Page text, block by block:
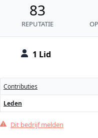
1 Lid
83
REPUTATIE
Contributies
Leden
Dit bedrijf melden